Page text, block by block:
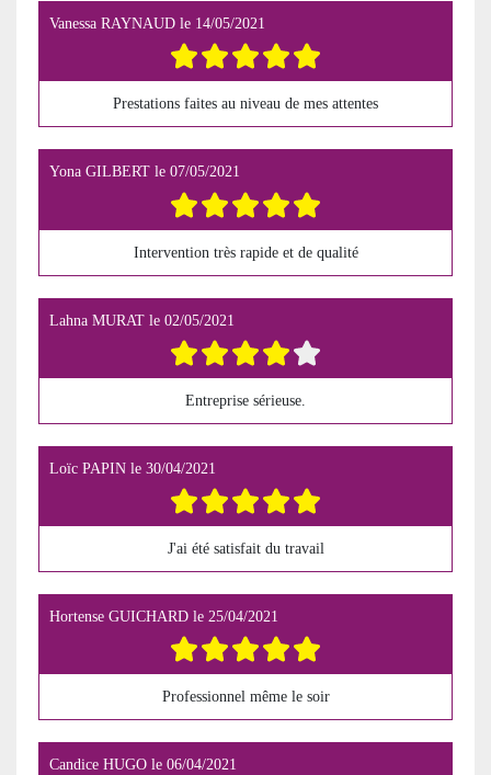
Vanessa RAYNAUD le 14/05/2021
Prestations faites au niveau de mes attentes
Yona GILBERT le 07/05/2021
Intervention très rapide et de qualité
Lahna MURAT le 02/05/2021
Entreprise sérieuse.
Loïc PAPIN le 30/04/2021
J'ai été satisfait du travail
Hortense GUICHARD le 25/04/2021
Professionnel même le soir
Candice HUGO le 06/04/2021